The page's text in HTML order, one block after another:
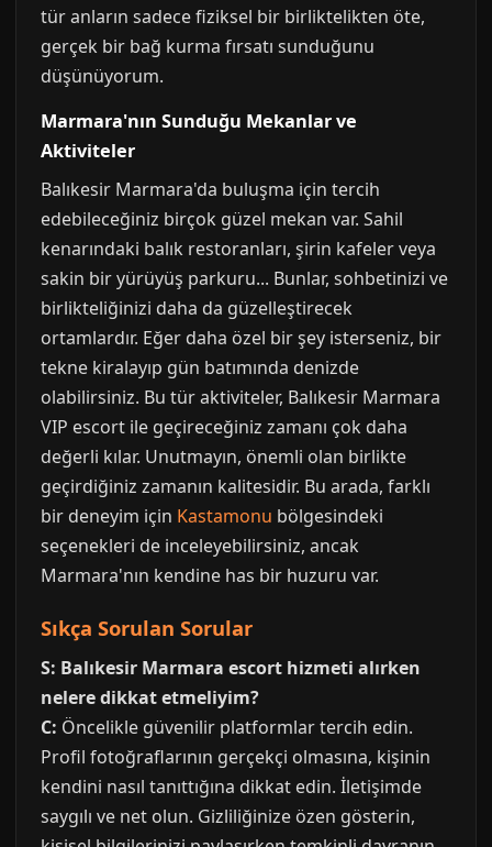
tür anların sadece fiziksel bir birliktelikten öte,
gerçek bir bağ kurma fırsatı sunduğunu
düşünüyorum.
Marmara'nın Sunduğu Mekanlar ve
Aktiviteler
Balıkesir Marmara'da buluşma için tercih
edebileceğiniz birçok güzel mekan var. Sahil
kenarındaki balık restoranları, şirin kafeler veya
sakin bir yürüyüş parkuru... Bunlar, sohbetinizi ve
birlikteliğinizi daha da güzelleştirecek
ortamlardır. Eğer daha özel bir şey isterseniz, bir
tekne kiralayıp gün batımında denizde
olabilirsiniz. Bu tür aktiviteler, Balıkesir Marmara
VIP escort ile geçireceğiniz zamanı çok daha
değerli kılar. Unutmayın, önemli olan birlikte
geçirdiğiniz zamanın kalitesidir. Bu arada, farklı
bir deneyim için Kastamonu bölgesindeki
seçenekleri de inceleyebilirsiniz, ancak
Marmara'nın kendine has bir huzuru var.
Sıkça Sorulan Sorular
S: Balıkesir Marmara escort hizmeti alırken
nelere dikkat etmeliyim?
C: Öncelikle güvenilir platformlar tercih edin.
Profil fotoğraflarının gerçekçi olmasına, kişinin
kendini nasıl tanıttığına dikkat edin. İletişimde
saygılı ve net olun. Gizliliğinize özen gösterin,